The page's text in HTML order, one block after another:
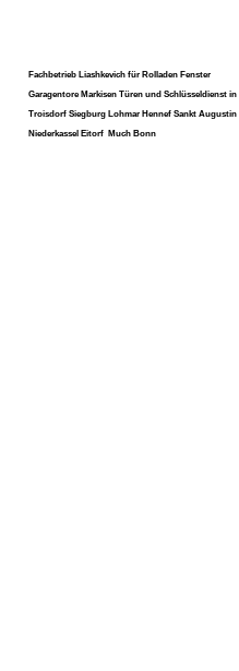
Fachbetrieb Liashkevich für Rolladen Fenster
Garagentore Markisen Türen und Schlüsseldienst in
Troisdorf Siegburg Lohmar Hennef Sankt Augustin
Niederkassel Eitorf Much Bonn